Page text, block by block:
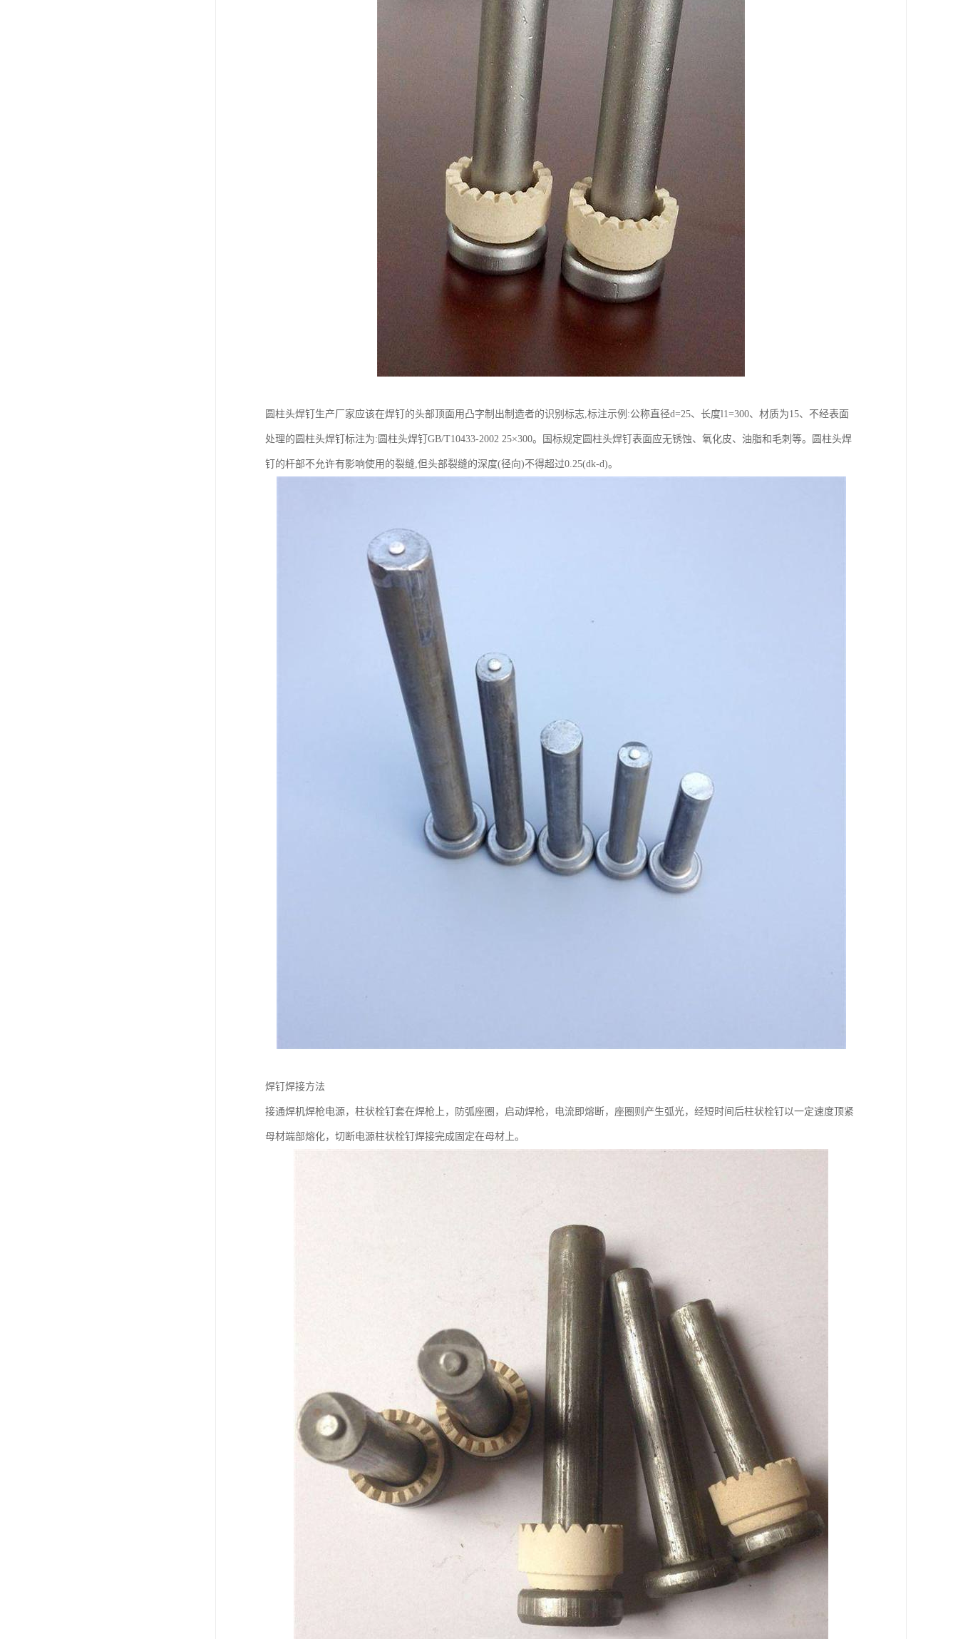
圆柱头焊钉生产厂家应该在焊钉的头部顶面用凸字制出制造者的识别标志,标注示例:公称直径d=25、长度l1=300、材质为15、不经表面
处理的圆柱头焊钉标注为:圆柱头焊钉GB/T10433-2002 25×300。国标规定圆柱头焊钉表面应无锈蚀、氧化皮、油脂和毛刺等。圆柱头焊
钉的杆部不允许有影响使用的裂缝,但头部裂缝的深度(径向)不得超过0.25(dk-d)。
焊钉焊接方法
接通焊机焊枪电源，柱状栓钉套在焊枪上，防弧座圈，启动焊枪，电流即熔断，座圈则产生弧光，经短时间后柱状栓钉以一定速度顶紧
母材端部熔化，切断电源柱状栓钉焊接完成固定在母材上。